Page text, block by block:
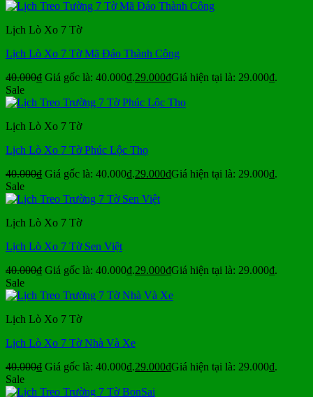
Lịch Lò Xo 7 Tờ
Lịch Lò Xo 7 Tờ Mã Đáo Thành Công
40.000₫ Giá gốc là: 40.000₫.29.000₫Giá hiện tại là: 29.000₫.
Sale
Lịch Lò Xo 7 Tờ
Lịch Lò Xo 7 Tờ Phúc Lộc Thọ
40.000₫ Giá gốc là: 40.000₫.29.000₫Giá hiện tại là: 29.000₫.
Sale
Lịch Lò Xo 7 Tờ
Lịch Lò Xo 7 Tờ Sen Việt
40.000₫ Giá gốc là: 40.000₫.29.000₫Giá hiện tại là: 29.000₫.
Sale
Lịch Lò Xo 7 Tờ
Lịch Lò Xo 7 Tờ Nhà Và Xe
40.000₫ Giá gốc là: 40.000₫.29.000₫Giá hiện tại là: 29.000₫.
Sale